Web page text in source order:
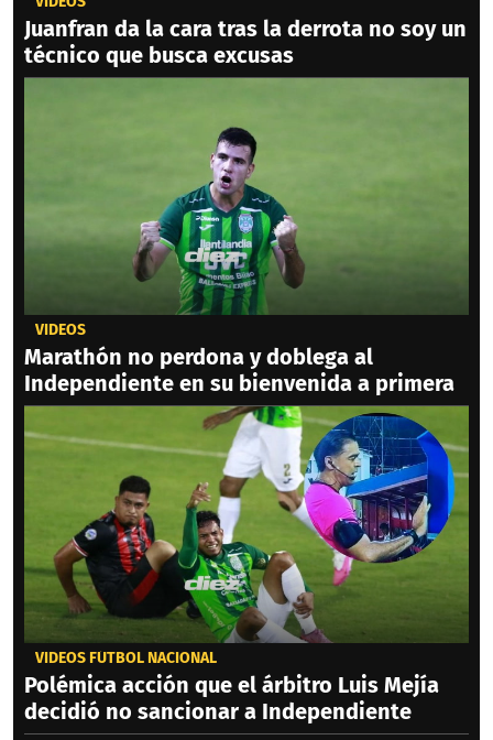
Juanfran da la cara tras la derrota no soy un
técnico que busca excusas
VIDEOS
Marathón no perdona y doblega al
Independiente en su bienvenida a primera
VIDEOS FÚTBOL NACIONAL
Polémica acción que el árbitro Luis Mejía
decidió no sancionar a Independiente